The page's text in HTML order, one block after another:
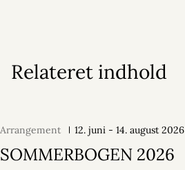
Relateret indhold
Arrangement 12. juni - 14. august 2026
SOMMERBOGEN 2026